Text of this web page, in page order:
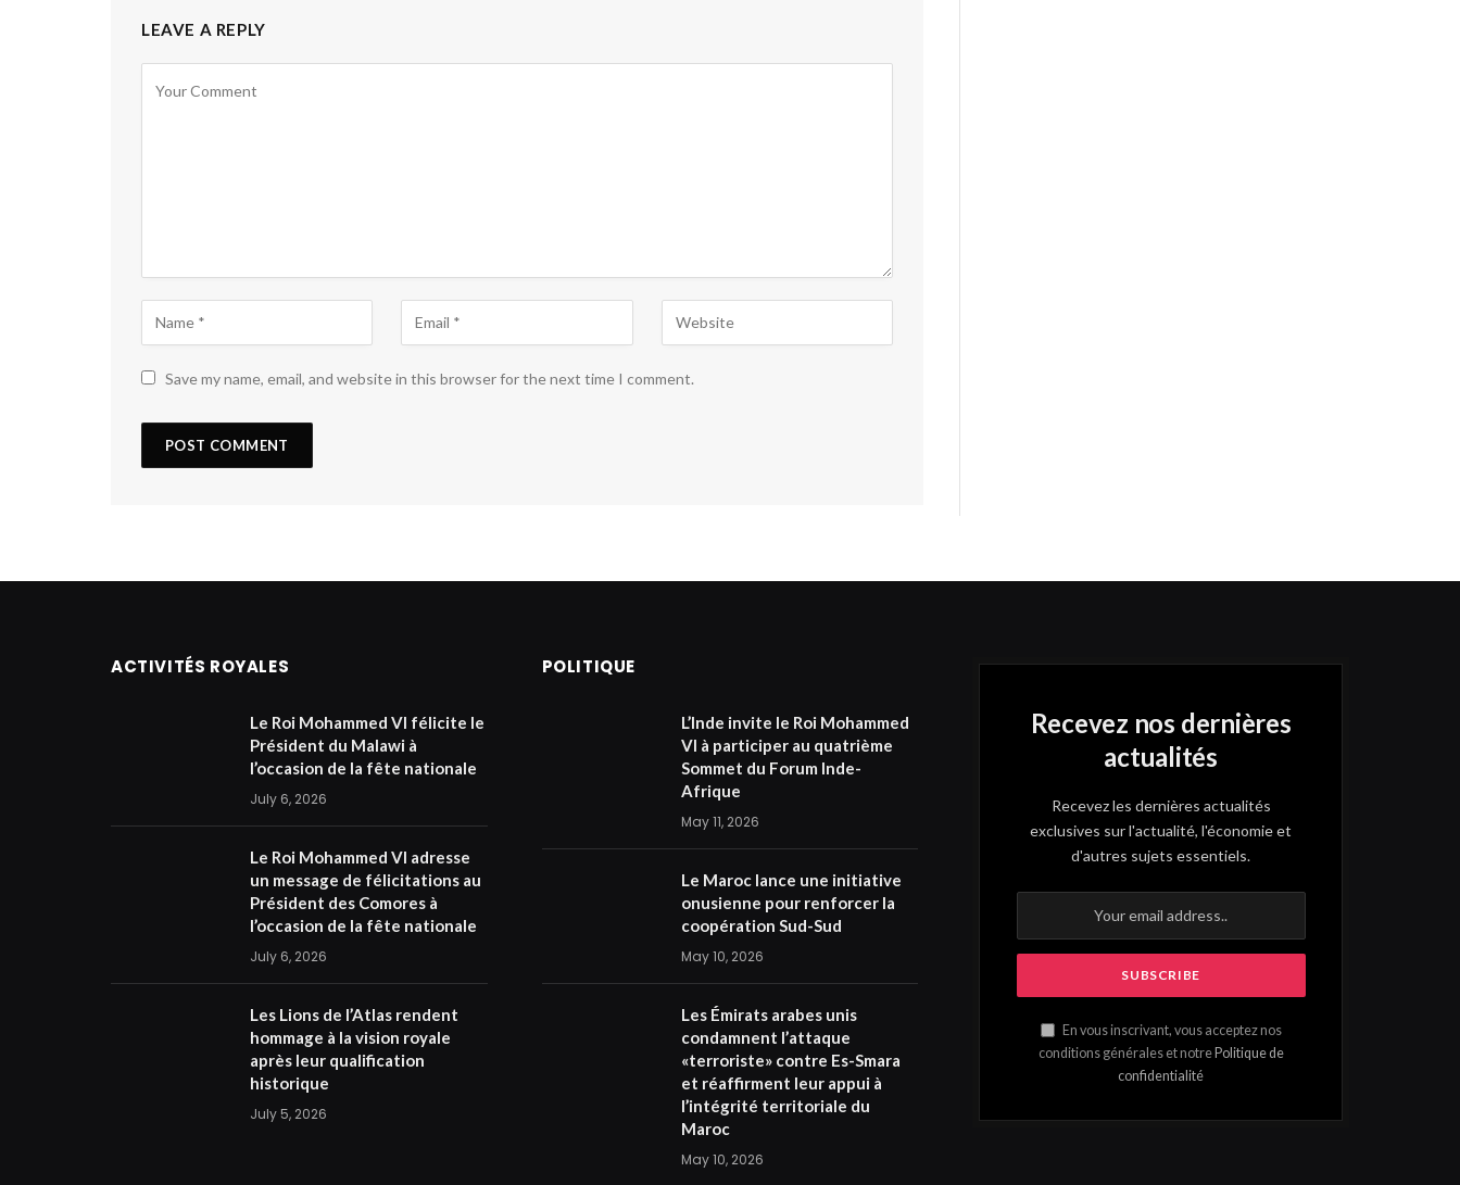
LEAVE A REPLY
Save my name, email, and website in this browser for the next time I comment.
ACTIVITÉS ROYALES
Le Roi Mohammed VI félicite le
Président du Malawi à
l’occasion de la fête nationale
July 6, 2026
Le Roi Mohammed VI adresse
un message de félicitations au
Président des Comores à
l’occasion de la fête nationale
July 6, 2026
Les Lions de l’Atlas rendent
hommage à la vision royale
après leur qualification
historique
July 5, 2026
POLITIQUE
L’Inde invite le Roi Mohammed
VI à participer au quatrième
Sommet du Forum Inde-
Afrique
May 11, 2026
Le Maroc lance une initiative
onusienne pour renforcer la
coopération Sud-Sud
May 10, 2026
Les Émirats arabes unis
condamnent l’attaque
«terroriste» contre Es-Smara
et réaffirment leur appui à
l’intégrité territoriale du
Maroc
May 10, 2026
Recevez nos dernières
actualités
Recevez les dernières actualités
exclusives sur l'actualité, l'économie et
d'autres sujets essentiels.
En vous inscrivant, vous acceptez nos
conditions générales et notrePolitique de
confidentialité